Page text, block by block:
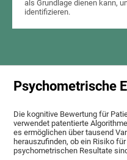
als Grundlage dienen kann,
identifizieren.
Psychometrische
Die kognitive Bewertung für
verwendet patentierte
es ermöglichen über tausend
herauszufinden, ob ein Risiko
psychometrischen Resultate